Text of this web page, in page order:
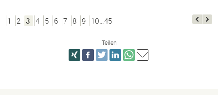
1 2 3 4 5 6 7 8 9 10…45
Teilen